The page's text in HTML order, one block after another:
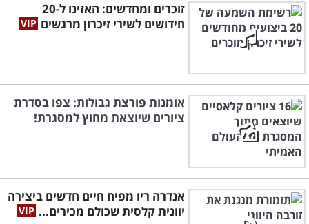
זוכרים ומחדשים: האזינו ל-20
חידושים לשירי זיכרון מרגשים
אומנות פורצת גבולות: צפו בסדרת
ציורים שיוצאת מחוץ למסגרת!
אנדרה ריו מפיח חיים חדשים ביצירה
יוונית קלסית שכולם מכירים...